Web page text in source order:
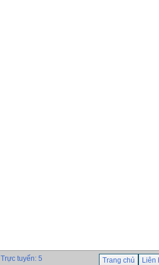
Trực tuyến: 5 Trang chủ Liên